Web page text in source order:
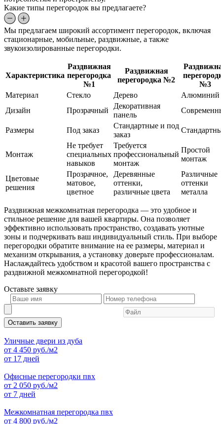
Какие типы перегородок вы предлагаете?
Мы предлагаем широкий ассортимент перегородок, включая
стационарные, мобильные, раздвижные, а также
звукоизолированные перегородки.
Характеристика
Раздвижная
перегородка
№1
Раздвижная
перегородка №2
№3
Материал
Стекло Дерево
Алюминий
Дизайн
Прозрачный
Декоративная
панель
Размеры Под заказ
Стандартные и под
заказ
Монтаж
Не требует
специальных
навыков
Требуется
профессиональный
монтаж
Простой
монтаж
Цветовые
решения
Прозрачное,
матовое,
цветное
Деревянные
оттенки,
различные цвета
Различные
оттенки
металла
Раздвижная межкомнатная перегородка — это удобное и
стильное решение для вашей квартиры. Она позволяет
эффективно использовать пространство, создавать уютные
зоны и подчеркивать ваш индивидуальный стиль. При выборе
перегородки обратите внимание на ее размеры, материал и
механизм открывания, а установку доверьте профессионалам.
Наслаждайтесь удобством и красотой вашего пространства с
раздвижной межкомнатной перегородкой!
Оставьте заявку
Оставить заявку
Уличные двери из дуба
от 4 450 руб./м2
от 17 дней
Офисные перегородки пвх
от 2 050 руб./м2
от 7 дней
Межкомнатная перегородка пвх
от 4 800 руб./м2